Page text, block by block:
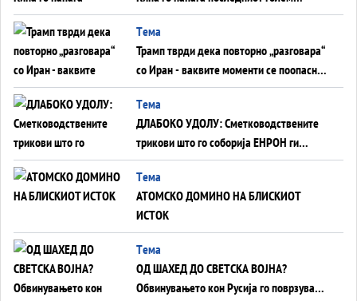
монопол на Западот?
Tема
Трамп тврди дека повторно „разговара“
со Иран - ваквите моменти се поопасни
од отворените закани
Tема
ДЛАБОКО УДОЛУ: Сметководствените
трикови што го соборија ЕНРОН ги
применуваат гигантите за ВИ
Tема
АТОМСКО ДОМИНО НА БЛИСКИОТ
ИСТОК
Tема
ОД ШАХЕД ДО СВЕТСКА ВОЈНА?
Обвинувањето кон Русија го поврзува